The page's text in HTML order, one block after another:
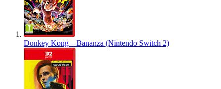
Donkey Kong – Bananza (Nintendo Switch 2)